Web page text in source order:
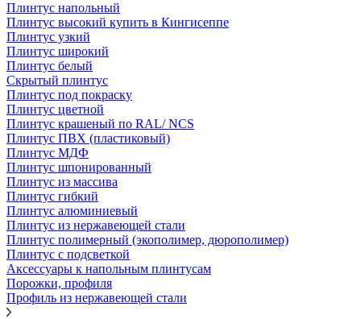
Плинтус напольный
Плинтус высокий купить в Кингисеппе
Плинтус узкий
Плинтус широкий
Плинтус белый
Скрытый плинтус
Плинтус под покраску
Плинтус цветной
Плинтус крашеный по RAL/ NCS
Плинтус ПВХ (пластиковый)
Плинтус МДФ
Плинтус шпонированный
Плинтус из массива
Плинтус гибкий
Плинтус алюминиевый
Плинтус из нержавеющей стали
Плинтус полимерный (экополимер, дюрополимер)
Плинтус с подсветкой
Аксессуары к напольным плинтусам
Порожки, профиля
Профиль из нержавеющей стали